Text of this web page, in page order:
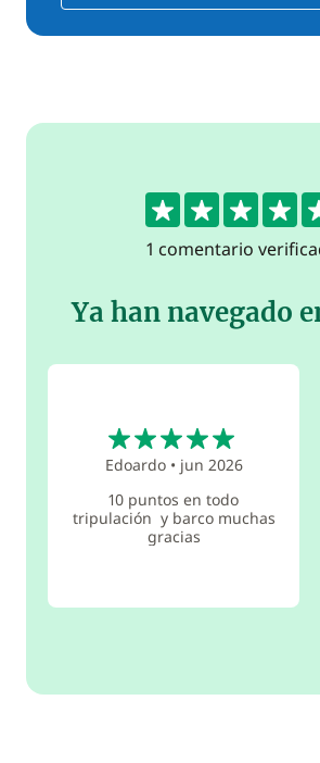
5
1 comentario
Ya han navegado
Edoardo• jun 2026
10 puntos en todo
tripulación y barco muchas
gracias